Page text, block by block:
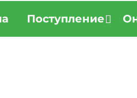
Поступление